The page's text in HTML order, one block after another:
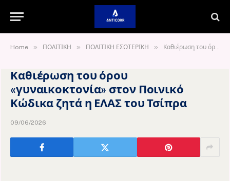
Home » ΠΟΛΙΤΙΚΗ » ΠΟΛΙΤΙΚΗ ΕΣΩΤΕΡΙΚΗ » Καθιέρωση του όρου «γυναικοκτονία» στον Ποινικό Κώδικα ζητά η ΕΛΑΣ του Τσίπρα
Καθιέρωση του όρου
«γυναικοκτονία» στον Ποινικό
Κώδικα ζητά η ΕΛΑΣ του Τσίπρα
09/06/2026